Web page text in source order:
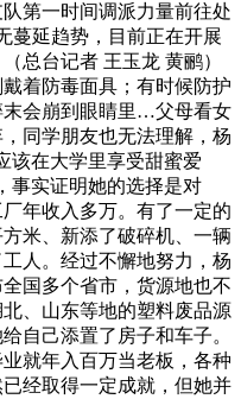
第一时间调派力量前往处
蔓延趋势，目前正在开展
总台记者 王玉龙 黄鹂）
着防毒面具；有时候防护
末会崩到眼睛里…父母看女
同学朋友也无法理解，杨
该在大学里享受甜蜜爱
事实证明她的选择是对
年收入多万。有了一定的
米、新添了破碎机、一辆
人。经过不懈地努力，杨
国多个省市，货源地也不
、山东等地的塑料废品源
自己添置了房子和车子。
就年入百万当老板，各种
经取得一定成就，但她并